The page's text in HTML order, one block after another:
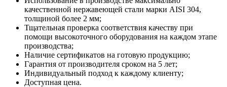
качественной нержавеющей стали марки AISI 304,
толщиной более 2 мм;
Тщательная проверка соответствия качеству при
помощи высокоточного оборудования на каждом этапе
производства;
Наличие сертификатов на готовую продукцию;
Гарантия от производителя сроком на 5 лет;
Индивидуальный подход к каждому клиенту;
Доступная цена.